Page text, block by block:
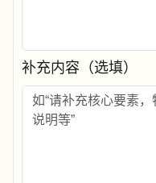
补充内容（选填）